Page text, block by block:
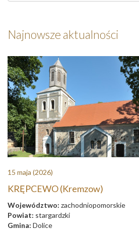
Najnowsze aktualności
15 maja (2026)
KRĘPCEWO (Kremzow)
Województwo: zachodniopomorskie
Powiat: stargardzki
Gmina: Dolice